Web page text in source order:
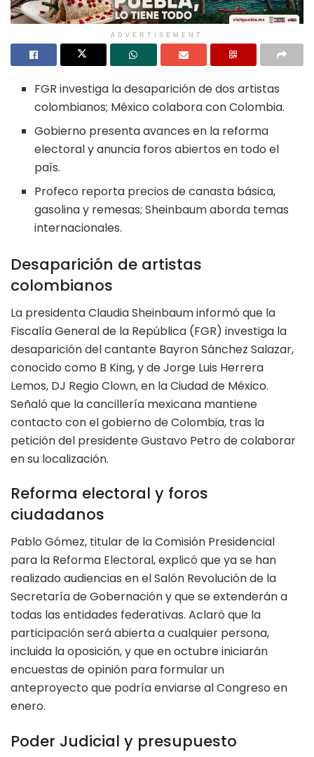
ADVERTISEMENT
FGR investiga la desaparición de dos artistas
colombianos; México colabora con Colombia.
Gobierno presenta avances en la reforma
electoral y anuncia foros abiertos en todo el
país.
Profeco reporta precios de canasta básica,
gasolina y remesas; Sheinbaum aborda temas
internacionales.
Desaparición de artistas
colombianos
La presidenta Claudia Sheinbaum informó que la
Fiscalía General de la República (FGR) investiga la
desaparición del cantante Bayron Sánchez Salazar,
conocido como B King, y de Jorge Luis Herrera
Lemos, DJ Regio Clown, en la Ciudad de México.
Señaló que la cancillería mexicana mantiene
contacto con el gobierno de Colombia, tras la
petición del presidente Gustavo Petro de colaborar
en su localización.
Reforma electoral y foros
ciudadanos
Pablo Gómez, titular de la Comisión Presidencial
para la Reforma Electoral, explicó que ya se han
realizado audiencias en el Salón Revolución de la
Secretaría de Gobernación y que se extenderán a
todas las entidades federativas. Aclaró que la
participación será abierta a cualquier persona,
incluida la oposición, y que en octubre iniciarán
encuestas de opinión para formular un
anteproyecto que podría enviarse al Congreso en
enero.
Poder Judicial y presupuesto